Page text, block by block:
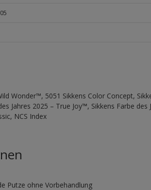
Wonder™, 5051 Sikkens Color Concept,
Jahres 2025 – True Joy™, Sikkens Farbe
NCS Index
Putze ohne Vorbehandlung